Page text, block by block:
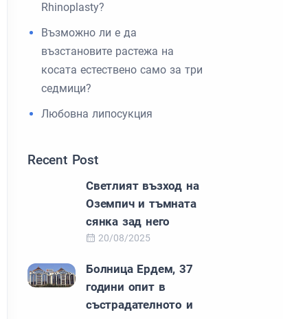
Rhinoplasty?
Възможно ли е да
възстановите растежа на
косата естествено само за три
седмици?
Любовна липосукция
Recent Post
Светлият възход на
Оземпич и тъмната
сянка зад него
20/08/2025
Болница Ердем, 37
години опит в
състрадателното и